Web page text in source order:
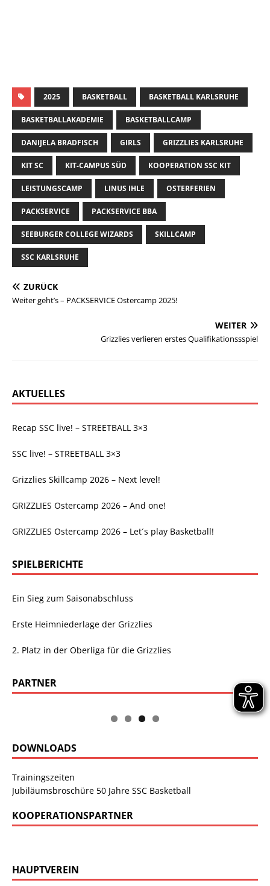
2025 BASKETBALL BASKETBALL KARLSRUHE
BASKETBALLAKADEMIE BASKETBALLCAMP
DANIJELA BRADFISCH GIRLS GRIZZLIES KARLSRUHE
KIT SC KIT-CAMPUS SÜD KOOPERATION SSC KIT
LEISTUNGSCAMP LINUS IHLE OSTERFERIEN
PACKSERVICE PACKSERVICE BBA
SEEBURGER COLLEGE WIZARDS SKILLCAMP
SSC KARLSRUHE
ZURÜCK
Weiter geht’s – PACKSERVICE Ostercamp 2025!
WEITER
Grizzlies verlieren erstes Qualifikationssspiel
AKTUELLES
Recap SSC live! – STREETBALL 3×3
SSC live! – STREETBALL 3×3
Grizzlies Skillcamp 2026 – Next level!
GRIZZLIES Ostercamp 2026 – And one!
GRIZZLIES Ostercamp 2026 – Let´s play Basketball!
SPIELBERICHTE
Ein Sieg zum Saisonabschluss
Erste Heimniederlage der Grizzlies
2. Platz in der Oberliga für die Grizzlies
PARTNER
DOWNLOADS
Trainingszeiten
Jubiläumsbroschüre 50 Jahre SSC Basketball
KOOPERATIONSPARTNER
HAUPTVEREIN